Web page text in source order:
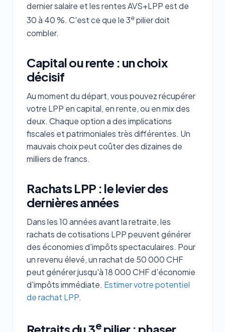
dernier salaire et les rentes AVS+LPP est de
30 à 40 %. C'est ce que le 3epilier doit
combler.
Capital ou rente : un choix
décisif
Au moment du départ, vous pouvez récupérer
votre LPP en capital, en rente, ou en mix des
deux. Chaque option a des implications
fiscales et patrimoniales très différentes. Un
mauvais choix peut coûter des dizaines de
milliers de francs.
Rachats LPP : le levier des
dernières années
Dans les 10 années avant la retraite, les
rachats de cotisations LPP peuvent générer
des économies d'impôts spectaculaires. Pour
un revenu élevé, un rachat de 50 000 CHF
peut générer jusqu'à 18 000 CHF d'économie
d'impôts immédiate. Estimer votre potentiel
de rachat LPP.
Retraits du 3e pilier : phaser